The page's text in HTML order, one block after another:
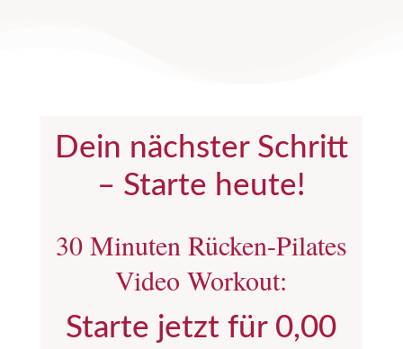
Dein nächster Schritt
– Starte heute!
30 Minuten Rücken-Pilates
Video Workout:
Starte jetzt für 0,00